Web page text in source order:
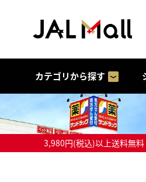
カテゴリから探す
3,980円(税込)以上送料無